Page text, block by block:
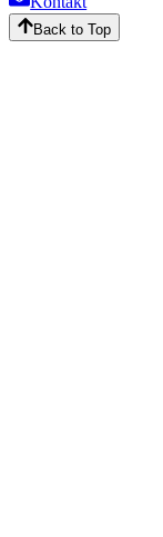
Back to Top